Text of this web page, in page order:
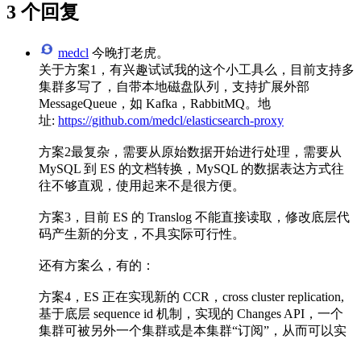
3 个回复
medcl 今晚打老虎。
关于方案1，有兴趣试试我的这个小工具么，目前支持多
集群多写了，自带本地磁盘队列，支持扩展外部
MessageQueue，如 Kafka，RabbitMQ。地
址: https://github.com/medcl/elasticsearch-proxy
方案2最复杂，需要从原始数据开始进行处理，需要从
MySQL 到 ES 的文档转换，MySQL 的数据表达方式往
往不够直观，使用起来不是很方便。
方案3，目前 ES 的 Translog 不能直接读取，修改底层代
码产生新的分支，不具实际可行性。
还有方案么，有的：
方案4，ES 正在实现新的 CCR，cross cluster replication,
基于底层 sequence id 机制，实现的 Changes API，一个
集群可被另外一个集群或是本集群“订阅”，从而可以实